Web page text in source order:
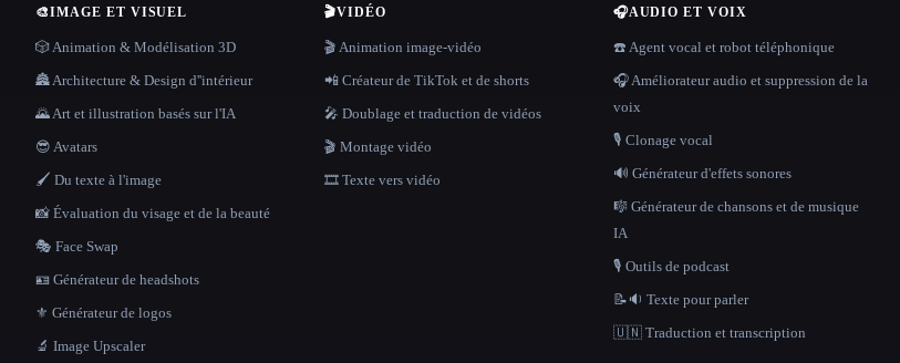
🎨IMAGE ET VISUEL
🎲 Animation & Modélisation 3D
🏯 Architecture & Design d''intérieur
🌄 Art et illustration basés sur l'IA
😎 Avatars
🖌️ Du texte à l'image
📸 Évaluation du visage et de la beauté
🎭 Face Swap
🪪 Générateur de headshots
⚜️ Générateur de logos
🔬 Image Upscaler
🎬VIDÉO
🎬 Animation image-vidéo
📲 Créateur de TikTok et de shorts
🎤 Doublage et traduction de vidéos
🎬 Montage vidéo
🎞️ Texte vers vidéo
🎧AUDIO ET VOIX
☎️ Agent vocal et robot téléphonique
🎧 Améliorateur audio et suppression de la
voix
🎙️ Clonage vocal
🔊 Générateur d'effets sonores
🎼 Générateur de chansons et de musique
IA
🎙️ Outils de podcast
📝🔉 Texte pour parler
🇺🇳 Traduction et transcription